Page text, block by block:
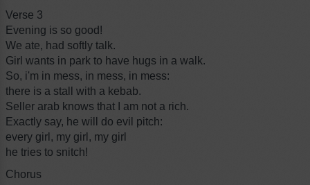
Verse 3
Evening is so good!
We ate, had softly talk.
Girl wants in park to have hugs in a walk.
So, i'm in mess, in mess, in mess:
there is a stall with a kebab.
Seller arab knows that I am not a rich.
Exactly say, he will do evil pitch:
every girl, my girl, my girl
he tries to snitch!
Chorus